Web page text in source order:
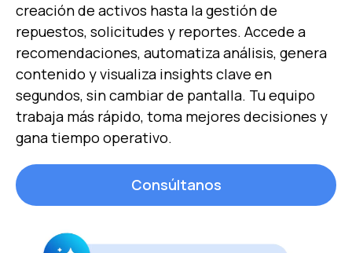
creación de activos hasta la gestión de
repuestos, solicitudes y reportes. Accede a
recomendaciones, automatiza análisis, genera
contenido y visualiza insights clave en
segundos, sin cambiar de pantalla. Tu equipo
trabaja más rápido, toma mejores decisiones y
gana tiempo operativo.
Consúltanos